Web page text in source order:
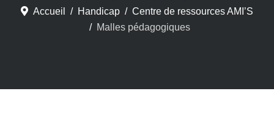
Accueil Handicap
Centre de ressources AMI’S
Malles pédagogiques